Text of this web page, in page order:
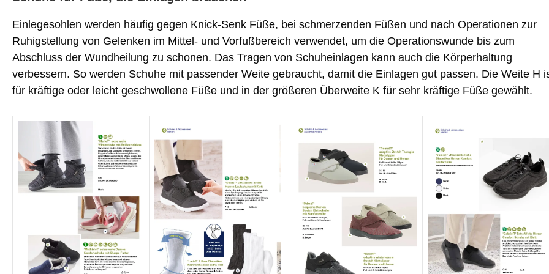
Einlegesohlen werden häufig gegen Knick-Senk Füße, bei schmerzenden Füßen und nach Operationen zur
Ruhigstellung von Gelenken im Mittel- und Vorfußbereich verwendet, um die Operationswunde bis zum
Abschluss der Wundheilung zu schonen. Das Tragen von Schuheinlagen kann auch die Körperhaltung
verbessern. So werden Schuhe mit passender Weite gebraucht, damit die Einlagen gut passen. Die Weite H
für kräftige oder leicht geschwollene Füße und in der größeren Überweite K für sehr kräftige Füße gewählt.